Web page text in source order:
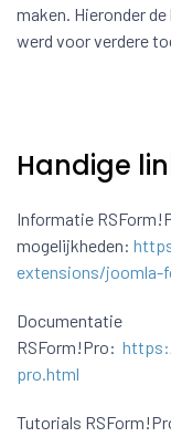
maken. Hieronder
werd voor verdere
Handige
Informatie
mogelijkheden:
extensions/joomla-
Documentatie
RSForm!Pro:
pro.html
Tutorials